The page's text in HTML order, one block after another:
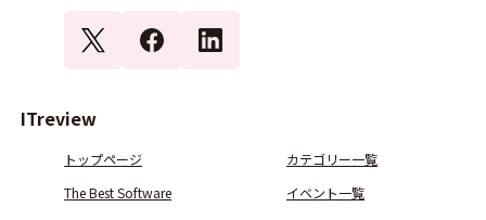
ITreview
トップページ
カテゴリー一覧
The Best Software
イベント一覧